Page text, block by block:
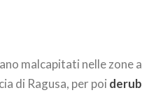
malcapitati nelle zone
di Ragusa, per poi